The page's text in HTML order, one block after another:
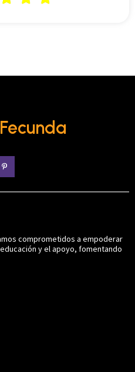
comprometidos a empoderar
y el apoyo, fomentando